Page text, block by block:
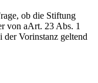
ob die Stiftung
von aArt. 23 Abs. 1
Vorinstanz geltend